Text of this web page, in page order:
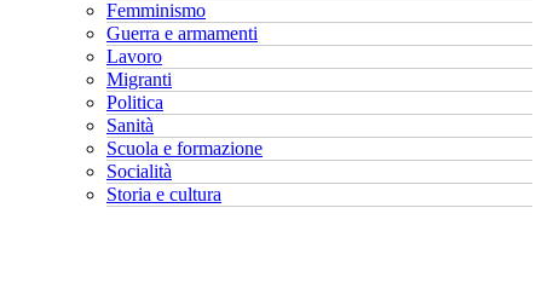
Femminismo
Guerra e armamenti
Lavoro
Migranti
Politica
Sanità
Scuola e formazione
Socialità
Storia e cultura